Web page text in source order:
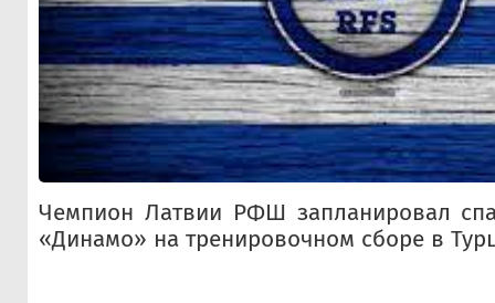
Чемпион Латвии РФШ запланировал
«Динамо» на тренировочном сборе в